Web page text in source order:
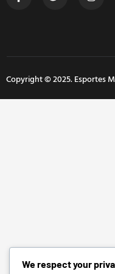
Copyright © 2025. Esportes
We respect your